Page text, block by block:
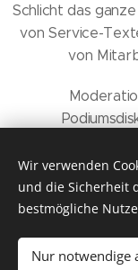
Schlicht das
von Service-
von
runden
Meine
Erstellen Sie
Wir verwenden
und die Sicherheit
bestmögliche
Nur notwendige